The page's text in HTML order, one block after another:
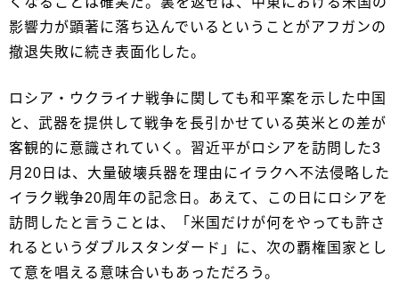
影響力が顕著に落ち込んでいるということがアフガンの
撤退失敗に続き表面化した。
ロシア・ウクライナ戦争に関しても和平案を示した中国
と、武器を提供して戦争を長引かせている英米との差が
客観的に意識されていく。習近平がロシアを訪問した3
月20日は、大量破壊兵器を理由にイラクへ不法侵略した
イラク戦争20周年の記念日。あえて、この日にロシアを
訪問したと言うことは、「米国だけが何をやっても許さ
れるというダブルスタンダード」に、次の覇権国家とし
て意を唱える意味合いもあっただろう。